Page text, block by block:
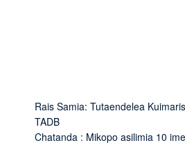
Rais Samia: Tutaendelea
TADB
Chatanda : Mikopo asilimia 10